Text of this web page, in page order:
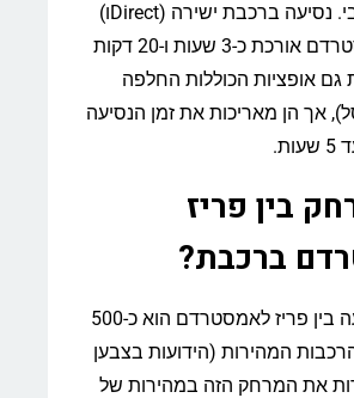
קצר ואפקטיבי. נסיעה ברכבת ישירה (Directו)
מפריז לאמסטרדם אורכת כ-3 שעות ו-20 דקות
גם אופציות הכוללות החלפה
אך הן מאריכות את זמן הנסיעה
בין פריז
ברכבת?
מרחק הנסיעה בין פריז לאמסטרדם הוא כ-500
המהירות (הידועות בצבען
את המרחק הזה במהירות של